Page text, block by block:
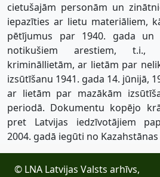
cietušajām personām un
iepazīties ar lietu materiāliem,
pētījumus par 1940. gada un
notikušiem arestiem,
krimināllietām, ar lietām par
izsūtīšanu 1941. gada 14. jūnijā,
ar lietām par mazākām
periodā. Dokumentu kopējo
pret Latvijas iedzīvotājiem
2004. gadā iegūti no
© LNA Latvijas Valsts arhīvs,